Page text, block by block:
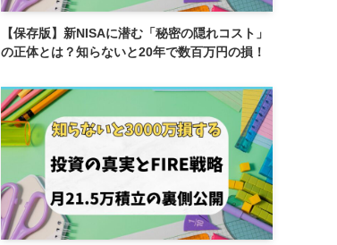
【保存版】新NISAに潜む「秘密の隠れコスト」
の正体とは？知らないと20年で数百万円の損！